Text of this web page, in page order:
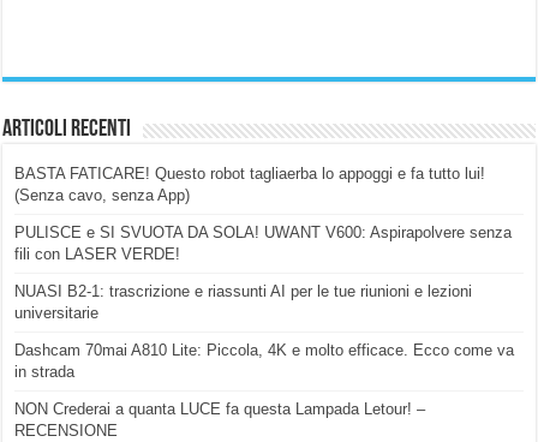
Articoli Recenti
BASTA FATICARE! Questo robot tagliaerba lo appoggi e fa tutto lui!
(Senza cavo, senza App)
PULISCE e SI SVUOTA DA SOLA! UWANT V600: Aspirapolvere senza
fili con LASER VERDE!
NUASI B2-1: trascrizione e riassunti AI per le tue riunioni e lezioni
universitarie
Dashcam 70mai A810 Lite: Piccola, 4K e molto efficace. Ecco come va
in strada
NON Crederai a quanta LUCE fa questa Lampada Letour! –
RECENSIONE